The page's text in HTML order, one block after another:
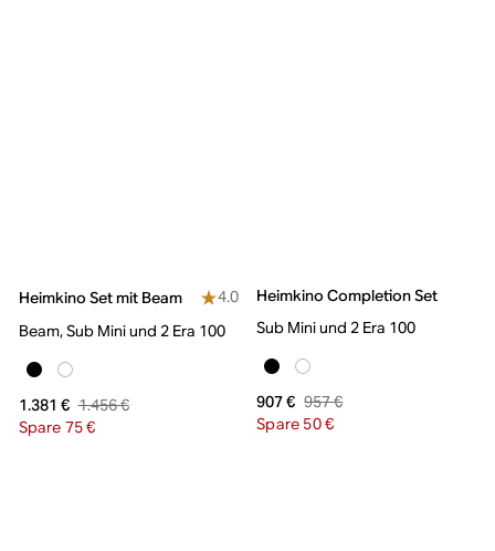
Heimkino Set mit Beam
4.0
Beam, Sub Mini und 2 Era 100
1.381 € 1.456 €
Spare 75 €
Heimkino Completion Set
Sub Mini und 2 Era 100
907 € 957 €
Spare 50 €